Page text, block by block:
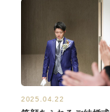
2025.04.22